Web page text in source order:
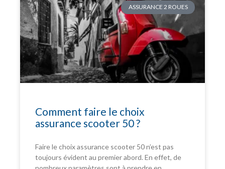
ASSURANCE 2 ROUES
Comment faire le choix
assurance scooter 50 ?
Faire le choix assurance scooter 50 n’est pas
toujours évident au premier abord. En effet, de